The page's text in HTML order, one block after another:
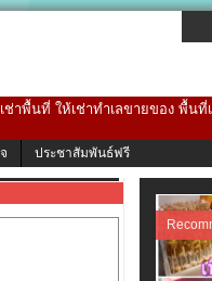
าพื้นที่ ให้เช่าทำเลขายของ พื้น
ประชาสัมพันธ์ฟรี